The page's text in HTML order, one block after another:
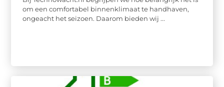
om een comfortabel binnenklimaat te handhaven,
ongeacht het seizoen. Daarom bieden wij ...